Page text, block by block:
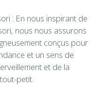
: En nous inspirant de
nous nous assurons
conçus pour
et un sens de
et de la
petit.